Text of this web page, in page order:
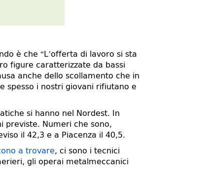
è che “L’offerta di lavoro si sta
figure caratterizzate da bassi
anche dello scollamento che in
spesso i nostri giovani rifiutano e
si hanno nel Nordest. In
previste. Numeri che sono,
il 42,3 e a Piacenza il 40,5.
a trovare, ci sono i tecnici
gli operai metalmeccanici